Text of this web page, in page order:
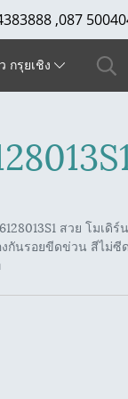
,087
กรุยเชิง
สวย โมเดิ
นรอยขีดข่วน สีไม่ซี